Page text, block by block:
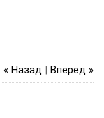
« Назад | Вперед »